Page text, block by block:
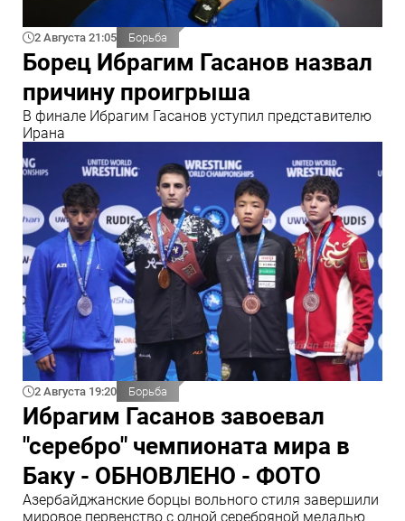
2 Августа 21:05 Борьба
Борец Ибрагим Гасанов назвал
причину проигрыша
В финале Ибрагим Гасанов уступил представителю
Ирана
2 Августа 19:20 Борьба
Ибрагим Гасанов завоевал
"серебро" чемпионата мира в
Баку - ОБНОВЛЕНО - ФОТО
Азербайджанские борцы вольного стиля завершили
мировое первенство с одной серебряной медалью